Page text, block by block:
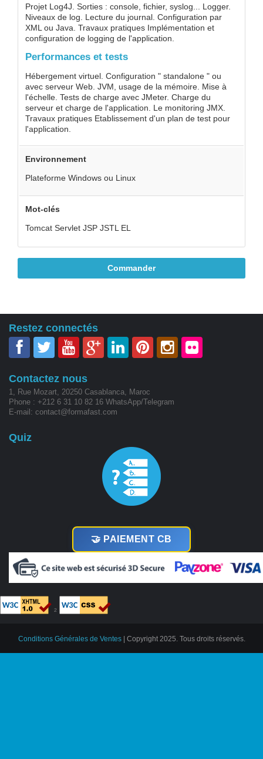
Projet Log4J. Sorties : console, fichier, syslog... Logger.
Niveaux de log. Lecture du journal. Configuration par
XML ou Java. Travaux pratiques Implémentation et
configuration de logging de l'application.
Performances et tests
Hébergement virtuel. Configuration " standalone " ou
avec serveur Web. JVM, usage de la mémoire. Mise à
l'échelle. Tests de charge avec JMeter. Charge du
serveur et charge de l'application. Le monitoring JMX.
Travaux pratiques Etablissement d'un plan de test pour
l'application.
Environnement
Plateforme Windows ou Linux
Mot-clés
Tomcat Servlet JSP JSTL EL
Commander
Restez connectés
Contactez nous
1, Rue Mozart, 20250 Casablanca, Maroc
Phone : +212 6 31 10 82 16 WhatsApp/Telegram
E-mail: contact@formafast.com
Quiz
🤝 PAIEMENT CB
²
Conditions Générales de Ventes| Copyright 2025. Tous droits réservés.